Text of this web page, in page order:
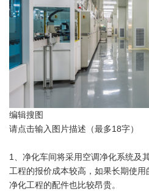
编辑搜图
请点击输入图片描述（最多18字）
1、净化车间将采用空调净化系统及
工程的报价成本较高，如果长期使
净化工程的配件也比较昂贵。